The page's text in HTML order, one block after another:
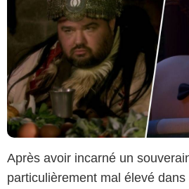
Après avoir incarné un
particulièrement mal élevé dans